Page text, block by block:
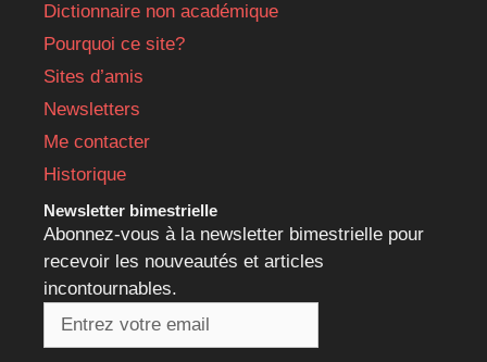
Dictionnaire non académique
Pourquoi ce site?
Sites d’amis
Newsletters
Me contacter
Historique
Newsletter bimestrielle
Abonnez-vous à la newsletter bimestrielle pour
recevoir les nouveautés et articles
incontournables.